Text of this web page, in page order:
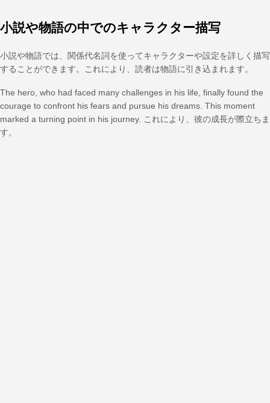
小説や物語の中でのキャラクター描写
小説や物語では、関係代名詞を使ってキャラクターや設定を詳しく描写
することができます。これにより、読者は物語に引き込まれます。
The hero, who had faced many challenges in his life, finally found the
courage to confront his fears and pursue his dreams. This moment
marked a turning point in his journey. これにより、彼の成長が際立ちま
す。